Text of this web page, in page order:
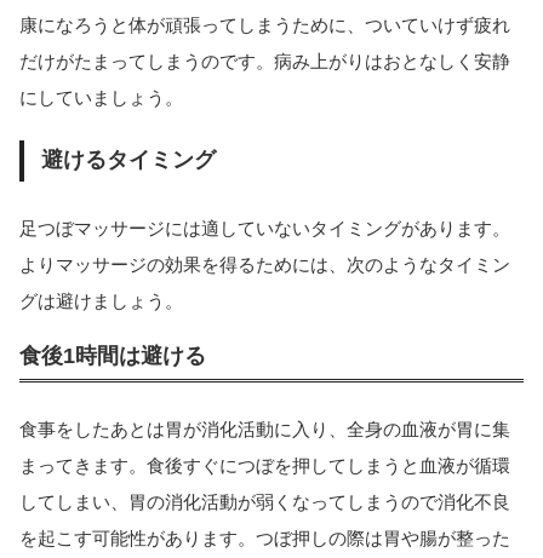
康になろうと体が頑張ってしまうために、ついていけず疲れ
だけがたまってしまうのです。病み上がりはおとなしく安静
にしていましょう。
避けるタイミング
足つぼマッサージには適していないタイミングがあります。
よりマッサージの効果を得るためには、次のようなタイミン
グは避けましょう。
食後1時間は避ける
食事をしたあとは胃が消化活動に入り、全身の血液が胃に集
まってきます。食後すぐにつぼを押してしまうと血液が循環
してしまい、胃の消化活動が弱くなってしまうので消化不良
を起こす可能性があります。つぼ押しの際は胃や腸が整った